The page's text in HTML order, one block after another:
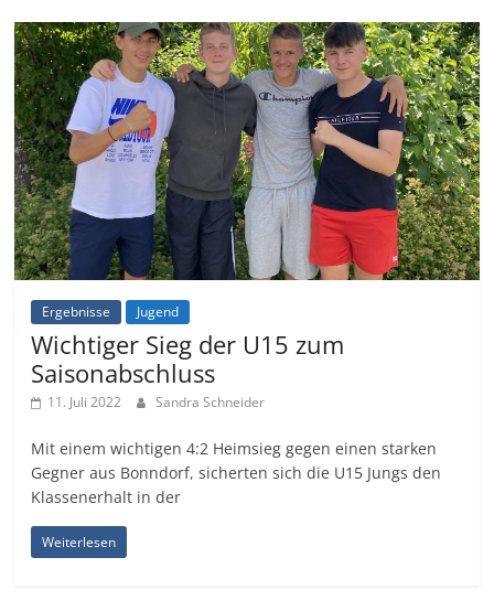
Ergebnisse Jugend
Wichtiger Sieg der U15 zum
Saisonabschluss
11. Juli 2022 Sandra Schneider
Mit einem wichtigen 4:2 Heimsieg gegen einen starken
Gegner aus Bonndorf, sicherten sich die U15 Jungs den
Klassenerhalt in der
Weiterlesen